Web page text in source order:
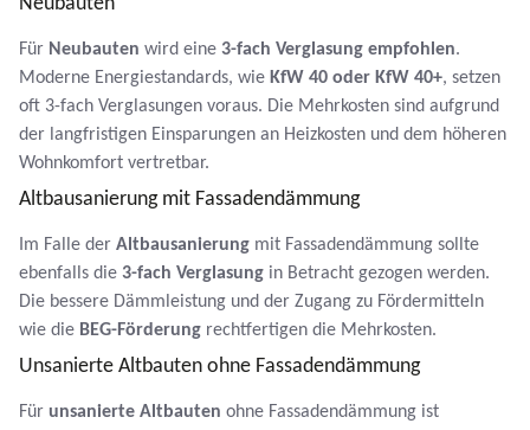
Für Neubauten wird eine 3-fach Verglasung empfohlen.
Moderne Energiestandards, wie KfW 40 oder KfW 40+, setzen
oft 3-fach Verglasungen voraus. Die Mehrkosten sind aufgrund
der langfristigen Einsparungen an Heizkosten und dem höheren
Wohnkomfort vertretbar.
Altbausanierung mit Fassadendämmung
Im Falle der Altbausanierung mit Fassadendämmung sollte
ebenfalls die 3-fach Verglasung in Betracht gezogen werden.
Die bessere Dämmleistung und der Zugang zu Fördermitteln
wie die BEG-Förderung rechtfertigen die Mehrkosten.
Unsanierte Altbauten ohne Fassadendämmung
Für unsanierte Altbauten ohne Fassadendämmung ist